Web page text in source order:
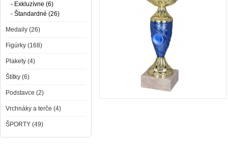
- Exkluzívne (6)
- Štandardné (26)
Medaily (26)
Figúrky (168)
Plakety (4)
Štítky (6)
Podstavce (2)
Vrchnáky a terče (4)
ŠPORTY (49)